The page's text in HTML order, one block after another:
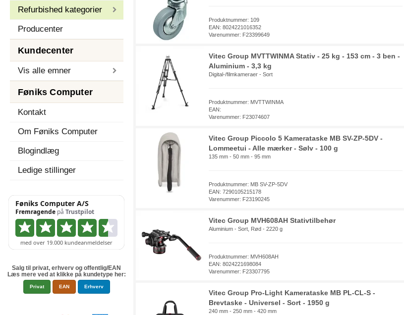
Refurbished kategorier
Producenter
Kundecenter
Vis alle emner
Føniks Computer
Kontakt
Om Føniks Computer
Blogindlæg
Ledige stillinger
Salg til privat, erhverv og offentlig/EAN
Læs mere ved at klikke på kundetype her:
Privat EAN Erhverv
Produktnummer: 109
EAN: 8024221016352
Varenummer: F23399649
Vitec Group MVTTWINMA Stativ - 25 kg - 153 cm - 3 ben -
Aluminium - 3,3 kg
Digital-/filmkameraer - Sort
Produktnummer: MVTTWINMA
EAN:
Varenummer: F23074607
Vitec Group Piccolo 5 Kamerataske MB SV-ZP-5DV -
Lommeetui - Alle mærker - Sølv - 100 g
135 mm - 50 mm - 95 mm
Produktnummer: MB SV-ZP-5DV
EAN: 7290105215178
Varenummer: F23190245
Vitec Group MVH608AH Stativtilbehør
Aluminium - Sort, Rød - 2220 g
Produktnummer: MVH608AH
EAN: 8024221698084
Varenummer: F23307795
Vitec Group Pro-Light Kamerataske MB PL-CL-S -
Brevtaske - Universel - Sort - 1950 g
240 mm - 250 mm - 420 mm